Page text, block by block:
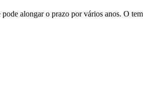
alongar o prazo por vários anos. O